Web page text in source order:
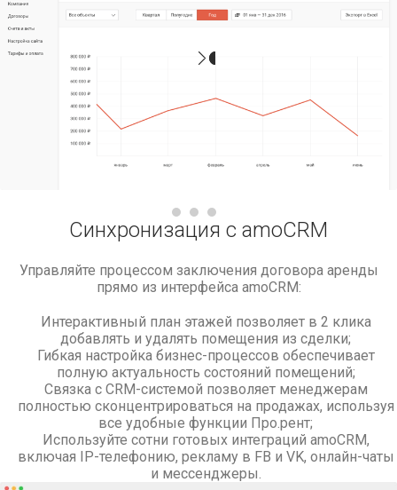
Синхронизация с amoCRM
Управляйте процессом заключения договора аренды
прямо из интерфейса amoCRM:
Интерактивный план этажей позволяет в 2 клика
добавлять и удалять помещения из сделки;
Гибкая настройка бизнес-процессов обеспечивает
полную актуальность состояний помещений;
Связка с CRM-системой позволяет менеджерам
полностью сконцентрироваться на продажах, используя
все удобные функции Про.рент;
Используйте сотни готовых интеграций amoCRM,
включая IP-телефонию, рекламу в FB и VK, онлайн-чаты
и мессенджеры.